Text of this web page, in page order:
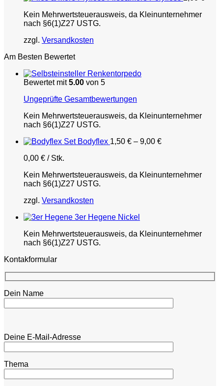
Kein Mehrwertsteuerausweis, da Kleinunternehmer
nach §6(1)Z27 USTG.
zzgl. Versandkosten
Am Besten Bewertet
Renkentorpedo
Bewertet mit5.00 von 5
Ungeprüfte Gesamtbewertungen
Kein Mehrwertsteuerausweis, da Kleinunternehmer
nach §6(1)Z27 USTG.
Bodyflex 1,50 € – 9,00 €
0,00 € / Stk.
Kein Mehrwertsteuerausweis, da Kleinunternehmer
nach §6(1)Z27 USTG.
zzgl. Versandkosten
3er Hegene Nickel
Kein Mehrwertsteuerausweis, da Kleinunternehmer
nach §6(1)Z27 USTG.
Kontakformular
Dein Name
Deine E-Mail-Adresse
Thema